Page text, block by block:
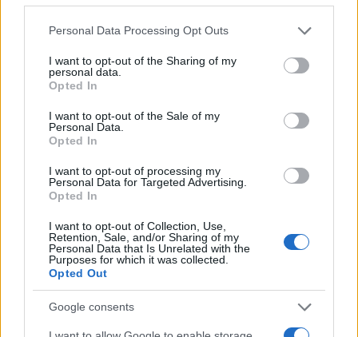
Please note that this website/app uses one or more Google
not limited to your visit or usage behaviour. You may click to
grant or deny consent to Google and its third-party tags to
use your data for below specified purposes in below Google
consent section.
Personal Data Processing Opt Outs
I want to opt-out of the Sharing of my
personal data.
Opted In
I want to opt-out of the Sale of my
Personal Data.
Opted In
I want to opt-out of processing my
Personal Data for Targeted Advertising.
Opted In
I want to opt-out of Collection, Use,
Retention, Sale, and/or Sharing of my
Personal Data that Is Unrelated with the
Purposes for which it was collected.
Opted Out
Google consents
σούβλα για Πίτερς και Πάπας
Ο Άλεκ Πίτερς του Ολυμπιακού και ο Τζορτζ Πάπας του
το Πάσχα.
12.04.2026 14:17
Flash.gr